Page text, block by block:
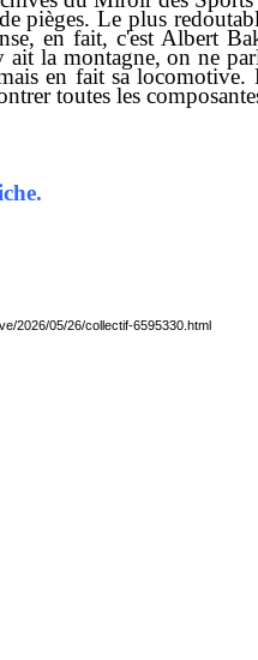
pièges. Le plus
en fait, c'est Albert
la montagne, on ne
en fait sa
toutes les
2026/05/26/collectif-6595330.html